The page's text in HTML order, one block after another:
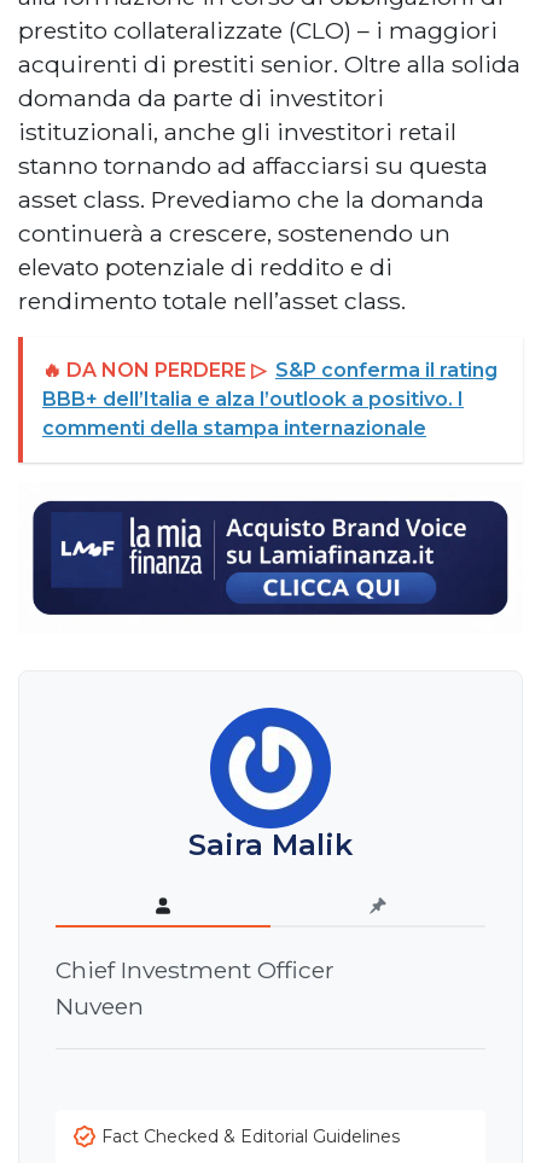
prestito collateralizzate (CLO) – i maggiori
acquirenti di prestiti senior. Oltre alla solida
domanda da parte di investitori
istituzionali, anche gli investitori retail
stanno tornando ad affacciarsi su questa
asset class. Prevediamo che la domanda
continuerà a crescere, sostenendo un
elevato potenziale di reddito e di
rendimento totale nell’asset class.
🔥 DA NON PERDERE ▷ S&P conferma il rating
BBB+ dell’Italia e alza l’outlook a positivo. I
commenti della stampa internazionale
Saira Malik
Chief Investment Officer
Nuveen
Fact Checked & Editorial Guidelines